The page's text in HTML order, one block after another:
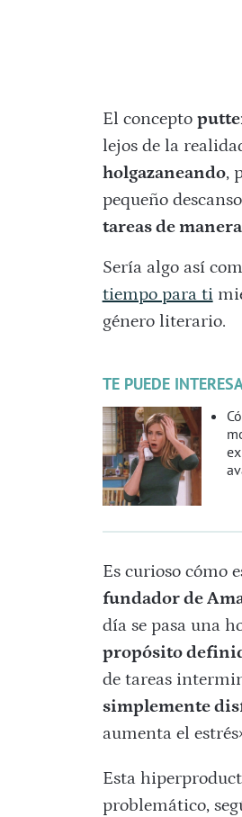
El concepto
lejos de la
holgazaneando,
pequeño
tareas de
Sería algo así
tiempo para ti
género literario.
TE PUEDE
Es curioso cómo
fundador de
día se pasa una
propósito
de tareas
simplemente
aumenta el
Esta
problemático,